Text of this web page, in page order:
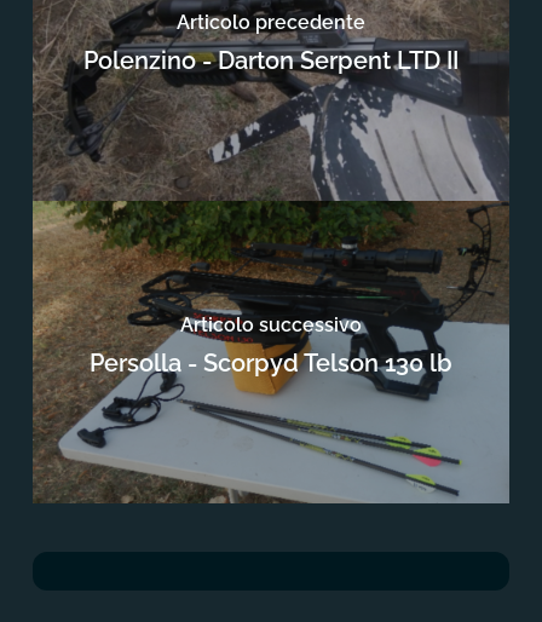
Articolo precedente
Polenzino - Darton Serpent LTD II
Articolo successivo
Persolla - Scorpyd Telson 130 lb